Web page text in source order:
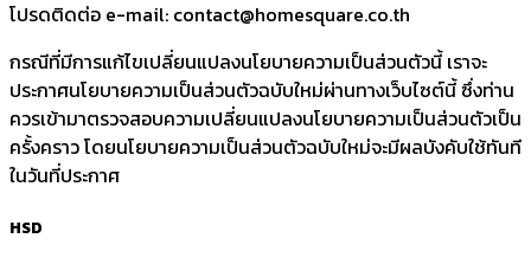
โปรดติดต่อ e-mail: contact@homesquare.co.th
กรณีที่มีการแก้ไขเปลี่ยนแปลงนโยบายความเป็นส่วนตัวนี้ เราจะ
ประกาศนโยบายความเป็นส่วนตัวฉบับใหม่ผ่านทางเว็บไซต์นี้ ซึ่งท่าน
ควรเข้ามาตรวจสอบความเปลี่ยนแปลงนโยบายความเป็นส่วนตัวเป็น
ครั้งคราว โดยนโยบายความเป็นส่วนตัวฉบับใหม่จะมีผลบังคับใช้ทันที
ในวันที่ประกาศ
HSD